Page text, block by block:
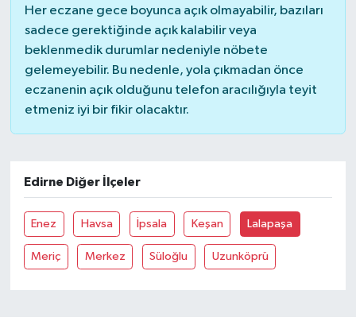
Her eczane gece boyunca açık olmayabilir, bazıları
sadece gerektiğinde açık kalabilir veya
beklenmedik durumlar nedeniyle nöbete
gelemeyebilir. Bu nedenle, yola çıkmadan önce
eczanenin açık olduğunu telefon aracılığıyla teyit
etmeniz iyi bir fikir olacaktır.
Edirne Diğer İlçeler
Enez Havsa İpsala Keşan Lalapaşa
Meriç Merkez Süloğlu Uzunköprü